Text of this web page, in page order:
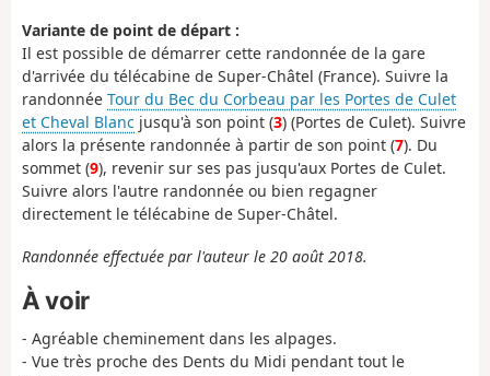
Variante de point de départ :
Il est possible de démarrer cette randonnée de la gare
d'arrivée du télécabine de Super-Châtel (France). Suivre la
randonnée Tour du Bec du Corbeau par les Portes de Culet
et Cheval Blanc jusqu'à son point (3) (Portes de Culet). Suivre
alors la présente randonnée à partir de son point (7). Du
sommet (9), revenir sur ses pas jusqu'aux Portes de Culet.
Suivre alors l'autre randonnée ou bien regagner
directement le télécabine de Super-Châtel.
Randonnée effectuée par l'auteur le 20 août 2018.
À voir
- Agréable cheminement dans les alpages.
- Vue très proche des Dents du Midi pendant tout le